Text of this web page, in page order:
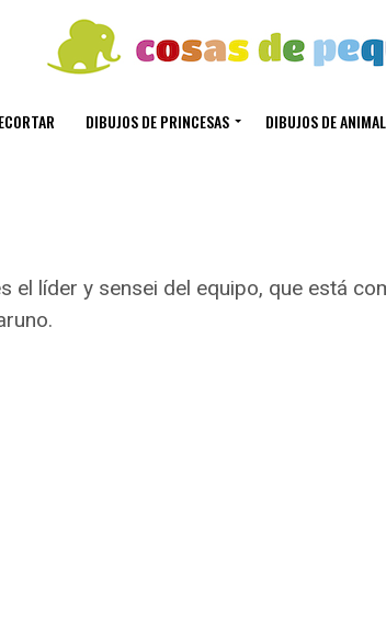
DIBUJOS DE PRINCESAS DIBUJOS DE
el líder y sensei del equipo, que está